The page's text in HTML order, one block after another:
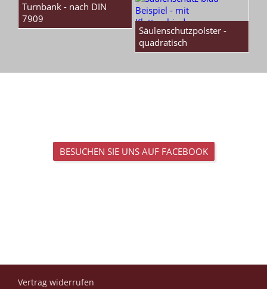
Turnbank - nach DIN
7909
Säulenschutzpolster -
quadratisch
BESUCHEN SIE UNS AUF FACEBOOK
Vertrag widerrufen